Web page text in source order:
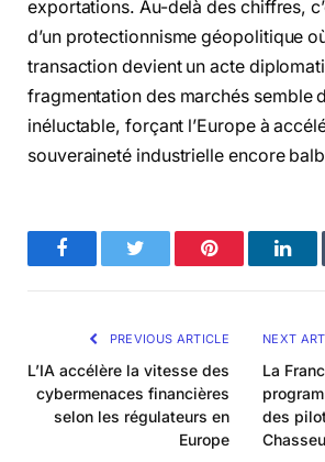
exportations. Au-delà des chiffres,
d’un protectionnisme géopolitique
transaction devient un acte
fragmentation des marchés semble
inéluctable, forçant l’Europe à
souveraineté industrielle encore
FacebookTwitter Pinterest
PREVIOUS ARTICLE
L’IA accélère la vitesse des
cybermenaces financières
selon les régulateurs en
Europe
NEXT
La
des